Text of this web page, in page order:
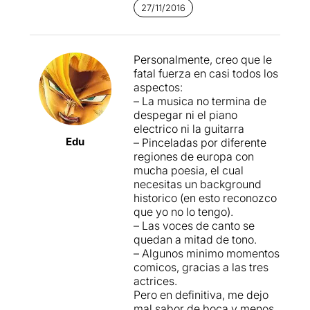
Melvillle no es cosa fácil,
pero el plato está tan bien
es cierto que quien prefiera
que le expliquen una
historia, un buen argumento,
tendrá que probar en otro
lado… Aquí laDelikatessen
está compuesta por mil y un
ingredientes, y tal como
prometía el menú acaba
siendo una receta elegante,
sofisticada y con un regusto
a platos -o espectáculos-
que ya no se cocinan.
La Companyia La Remoreu
està formada per
Aixalà,Eduard Muntada,
Marta Rosell; a causa de
que Eduard Muntada també
actuarà en la representació
de “Les noces de Fígaro” al
Teatre Lliure, en algunes de
les sessions d’aquest
Delikatessen, serà substituït
per Dafnis Balduz. Nosaltres
hem tingut la possibilitat de
veure enDafnis Balduza
qui admirem per la seva
feina.
I comença la degustació
amb cinc comensalsque
ens van parlant de temes
relacionats amb el dinar, al
llarg de l'obra van
27/11/2016
Edu
Personalmente, creo que le
fatal fuerza en casi todos los
aspectos:
– La musica no termina de
despegar ni el piano
electrico ni la guitarra
– Pinceladas por diferente
regiones de europa con
mucha poesia, el cual
necesitas un background
historico (en esto reconozco
que yo no lo tengo).
– Las voces de canto se
quedan a mitad de tono.
– Algunos minimo momentos
comicos, gracias a las tres
actrices.
Pero en definitiva, me dejo